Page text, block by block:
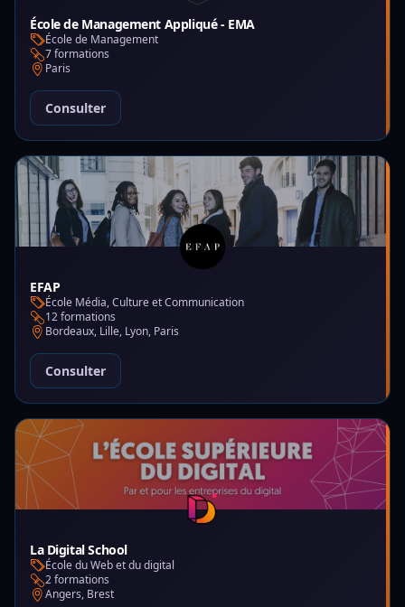
École de Management Appliqué - EMA
École de Management
7 formations
Paris
Consulter
EFAP
École Média, Culture et Communication
12 formations
Bordeaux, Lille, Lyon, Paris
Consulter
La Digital School
École du Web et du digital
2 formations
Angers, Brest